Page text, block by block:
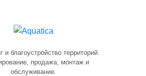
и благоустройство территорий.
продажа, монтаж и
обслуживание.